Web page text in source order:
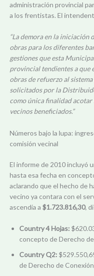
administración provincial
a los frentistas. El
“La demora en la iniciación
obras para los diferentes
gestiones que esta
provincial tendientes a que
obras de refuerzo al
solicitados por la
como única finalidad
vecinos beneficiados.”
Números bajo la lupa:
comisión vecinal
El informe de 2010 incluyó
hasta esa fecha en
aclarando que el hecho de
vecino ya contara con el
ascendía a $1.723.816,30,
Country 4 Hojas:
concepto de Derecho
Country Q2:
de Derecho de